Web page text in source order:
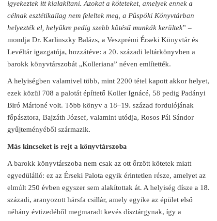
igyekeztek itt kialakítani. Azokat a köteteket, amelyek ennek a
célnak esztétikailag nem feleltek meg, a Püspöki Könyvtárban
helyezték el, helyükre pedig szebb kötésű munkák kerültek” –
mondja Dr. Karlinszky Balázs, a Veszprémi Érseki Könyvtár és
Levéltár igazgatója, hozzátéve: a 20. századi leltárkönyvben a
barokk könyvtárszobát „Kolleriana” néven említették.
A helyiségben valamivel több, mint 2200 tétel kapott akkor helyet,
ezek közül 708 a palotát építtető Koller Ignácé, 58 pedig Padányi
Biró Mártoné volt. Több könyv a 18–19. század fordulójának
főpásztora, Bajzáth József, valamint utódja, Rosos Pál Sándor
gyűjteményéből származik.
Más kincseket is rejt a könyvtárszoba
A barokk könyvtárszoba nem csak az ott őrzött kötetek miatt
egyedülálló: ez az Érseki Palota egyik érintetlen része, amelyet az
elmúlt 250 évben egyszer sem alakítottak át. A helyiség dísze a 18.
századi, aranyozott hársfa csillár, amely egyike az épület első
néhány évtizedéből megmaradt kevés dísztárgynak, így a